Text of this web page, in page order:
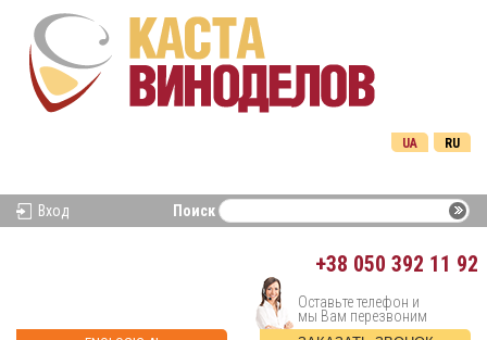
RU
UA
Вход Поиск
+38 050 392 11 92
Оставьте телефон и
мы Вам перезвоним